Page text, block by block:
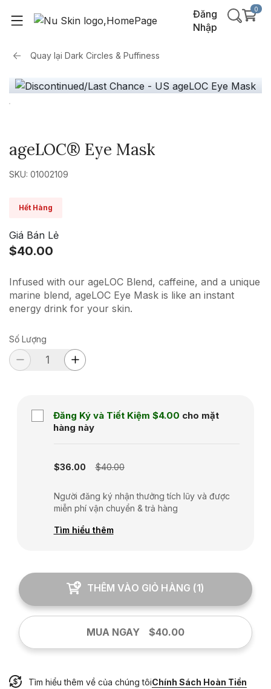
Đăng
Nhập
0
Quay lại Dark Circles & Puffiness
ageLOC® Eye Mask
SKU: 01002109
Hết Hàng
Giá Bán Lẻ
$40.00
Infused with our ageLOC Blend, caffeine, and a unique
marine blend, ageLOC Eye Mask is like an instant
energy drink for your skin.
Số Lượng
Đăng Ký và Tiết Kiệm $4.00 cho mặt
hàng này
$36.00 $40.00
Người đăng ký nhận thưởng tích lũy và được
miễn phí vận chuyển & trả hàng
Tìm hiểu thêm
THÊM VÀO GIỎ HÀNG (1)
MUA NGAY $40.00
Tìm hiểu thêm về của chúng tôiChính Sách Hoàn Tiền